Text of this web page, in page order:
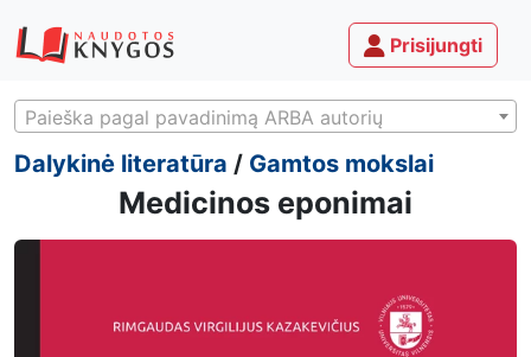
Prisijungti
Paieška pagal pavadinimą ARBA autorių
Dalykinė literatūra / Gamtos mokslai
Medicinos eponimai